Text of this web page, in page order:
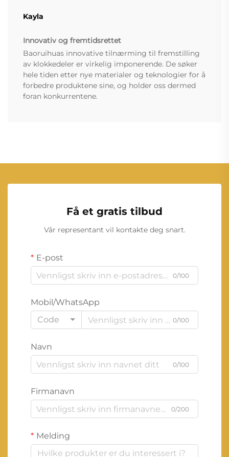
Kayla
Innovativ og fremtidsrettet
Baoruihuas innovative tilnærming til fremstilling
av klokkedeler er virkelig imponerende. De søker
hele tiden etter nye materialer og teknologier for å
forbedre produktene sine, og holder oss dermed
foran konkurrentene.
Få et gratis tilbud
Vår representant vil kontakte deg snart.
E-post
0/100
Mobil/WhatsApp
Code
0/100
Navn
0/100
Firmanavn
0/200
Melding